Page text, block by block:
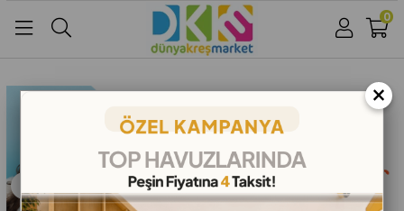
Google İle Bağlan
0
×